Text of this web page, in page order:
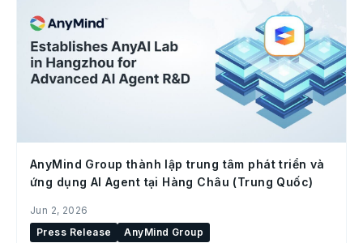
AnyMind Group thành lập trung tâm phát triển và
ứng dụng AI Agent tại Hàng Châu (Trung Quốc)
Jun 2, 2026
Press Release
AnyMind Group